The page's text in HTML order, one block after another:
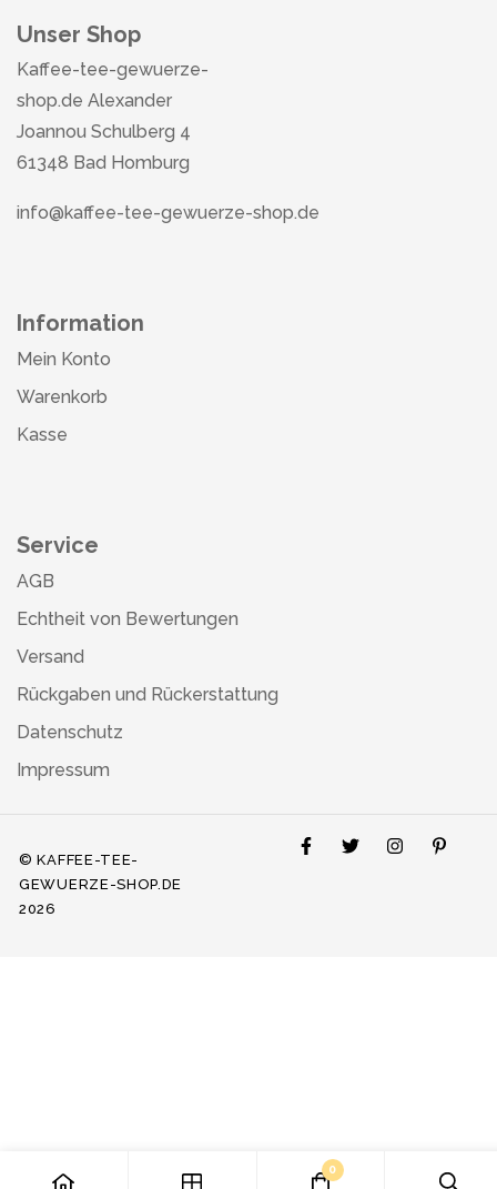
Unser Shop
Kaffee-tee-gewuerze-
shop.de Alexander
Joannou Schulberg 4
61348 Bad Homburg
info@kaffee-tee-gewuerze-shop.de
Information
Mein Konto
Warenkorb
Kasse
Service
AGB
Echtheit von Bewertungen
Versand
Rückgaben und Rückerstattung
Datenschutz
Impressum
© KAFFEE-TEE-
GEWUERZE-SHOP.DE
2026
0